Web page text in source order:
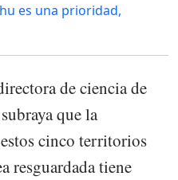
es una prioridad,
de ciencia de
que la
cinco territorios
resguardada tiene